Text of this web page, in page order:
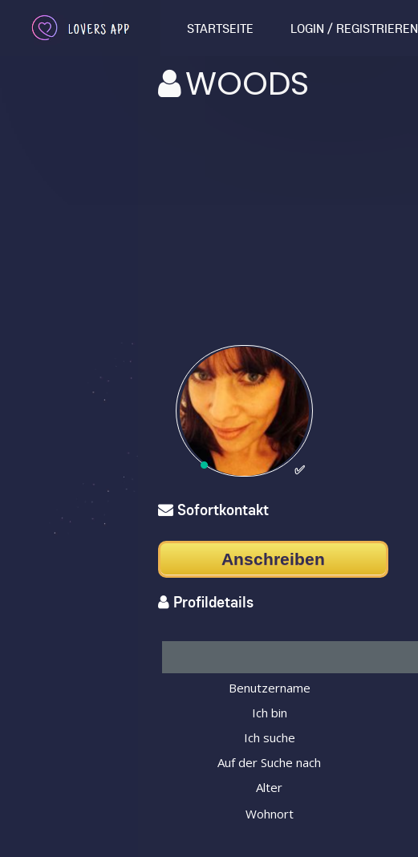
STARTSEITE LOGIN / REGISTRIEREN
WOODS
✅
Sofortkontakt
Anschreiben
Profildetails
Benutzername
Ich bin
Ich suche
Auf der Suche nach
Alter
Wohnort